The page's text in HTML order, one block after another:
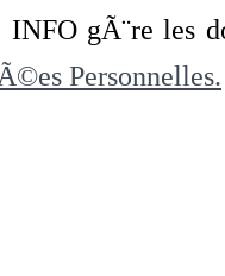
gÃ¨re les
Personnelles.